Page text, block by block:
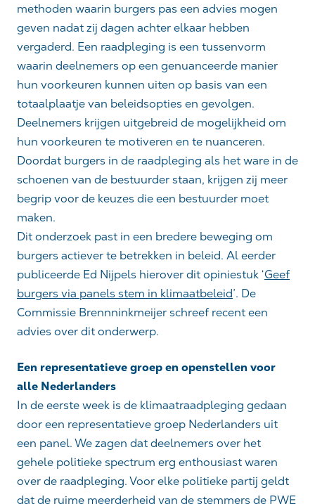
methoden waarin burgers pas een advies mogen
geven nadat zij dagen achter elkaar hebben
vergaderd. Een raadpleging is een tussenvorm
waarin deelnemers op een genuanceerde manier
hun voorkeuren kunnen uiten op basis van een
totaalplaatje van beleidsopties en gevolgen.
Deelnemers krijgen uitgebreid de mogelijkheid om
hun voorkeuren te motiveren en te nuanceren.
Doordat burgers in de raadpleging als het ware in de
schoenen van de bestuurder staan, krijgen zij meer
begrip voor de keuzes die een bestuurder moet
maken.
Dit onderzoek past in een bredere beweging om
burgers actiever te betrekken in beleid. Al eerder
publiceerde Ed Nijpels hierover dit opiniestuk ‘Geef
burgers via panels stem in klimaatbeleid’. De
Commissie Brennninkmeijer schreef recent een
advies over dit onderwerp.
Een representatieve groep en openstellen voor
alle Nederlanders
In de eerste week is de klimaatraadpleging gedaan
door een representatieve groep Nederlanders uit
een panel. We zagen dat deelnemers over het
gehele politieke spectrum erg enthousiast waren
over de raadpleging. Voor elke politieke partij geldt
dat de ruime meerderheid van de stemmers de PWE